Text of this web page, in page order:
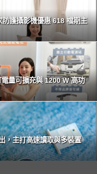
護攝影機優惠 618 檔期主
量可擴充與 1200 W 高功
，主打高速讀取與多裝置